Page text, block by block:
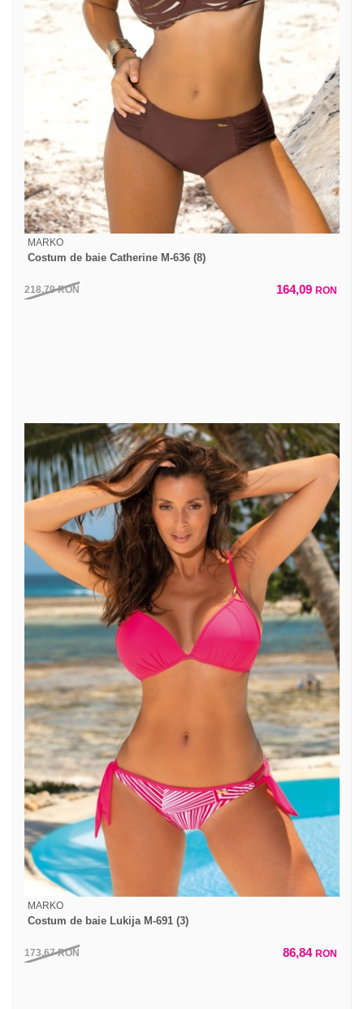
MARKO
Costum de baie Catherine M-636 (8)
218,79RON 164,09 RON
MARKO
Costum de baie Lukija M-691 (3)
173,67RON 86,84 RON